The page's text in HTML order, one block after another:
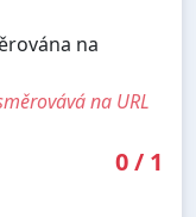
na
na URL
0/ 1